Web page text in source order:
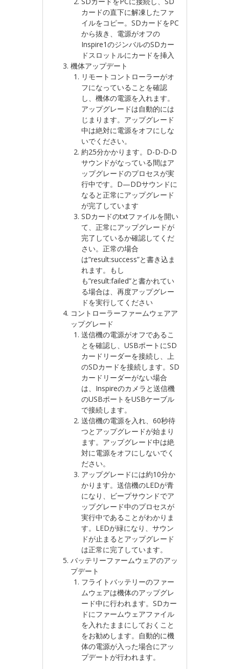
カードの直下に解凍したファ
イルをコピー。SDカードをPC
から抜き、電源がオフの
Inspire1のジンバルのSDカー
ドスロットルにカードを挿入
機体アップデート
リモートコントローラーがオ
フになっていることを確認
し、機体の電源を入れます。
アップグレードは自動的には
じまります。アップグレード
中は絶対に電源をオフにしな
いでください。
約25分かかります。D-D-D-D
サウンドがなっている間はア
ップグレードのプロセスが実
行中です。D—DDサウンドに
なると正常にアップグレード
が完了しています
SDカードのtxtファイルを開い
て、正常にアップグレードが
完了しているか確認してくだ
さい。正常の場合
は”result:success”と書き込ま
れます。もし
も”result:failed”と書かれてい
る場合は、再度アップグレー
ドを実行してください
コントローラーファームウェアア
ップグレード
送信機の電源がオフであるこ
とを確認し、USBポートにSD
カードリーダーを接続し、上
のSDカードを接続します。SD
カードリーダーがない場合
は、Inspireのカメラと送信機
のUSBポートをUSBケーブル
で接続します。
送信機の電源を入れ、60秒待
つとアップグレードが始まり
ます。アップグレード中は絶
対に電源をオフにしないでく
ださい。
アップグレードには約10分か
かります。送信機のLEDが青
になり、ビープサウンドでア
ップグレード中のプロセスが
実行中であることがわかりま
す。LEDが緑になり、サウン
ドが止まるとアップグレード
は正常に完了しています。
バッテリーファームウェアのアッ
プデート
フライトバッテリーのファー
ムウェアは機体のアップグレ
ード中に行われます。SDカー
ドにファームウェアファイル
を入れたままにしておくこと
をお勧めします。自動的に機
体の電源が入った場合にアッ
プデートが行われます。